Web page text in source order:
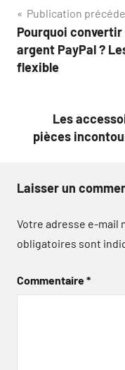
Navigation
de
l’article
Publication
Pourquoi
argent PayPal ?
flexible
Les
pièces
Laisser un
Votre adresse e-mail
obligatoires sont
Commentaire*